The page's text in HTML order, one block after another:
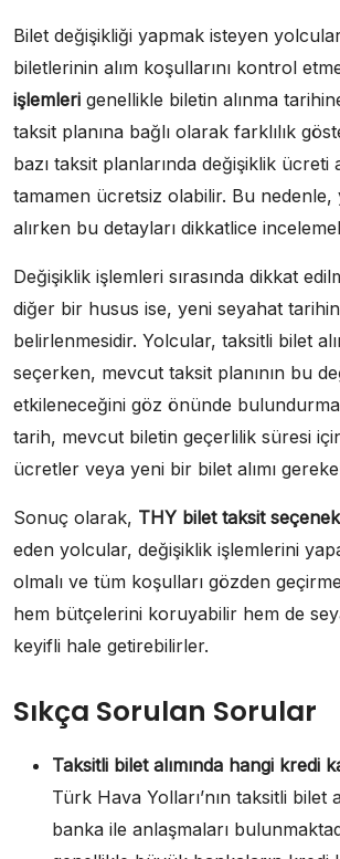
Bilet değişikliği yapmak isteyen
biletlerinin alım koşullarını kontrol
işlemleri genellikle biletin alınma
taksit planına bağlı olarak farklılık
bazı taksit planlarında değişiklik ücreti
tamamen ücretsiz olabilir. Bu nedenle,
alırken bu detayları dikkatlice
Değişiklik işlemleri sırasında dikkat
diğer bir husus ise, yeni seyahat
belirlenmesidir. Yolcular, taksitli bilet
seçerken, mevcut taksit planının bu
etkileneceğini göz önünde
tarih, mevcut biletin geçerlilik süresi
ücretler veya yeni bir bilet alımı
Sonuç olarak, THY bilet taksit
eden yolcular, değişiklik işlemlerini
olmalı ve tüm koşulları gözden
hem bütçelerini koruyabilir hem de
keyifli hale getirebilirler.
Sıkça Sorulan Sorular
Taksitli bilet alımında hangi kredi
Türk Hava Yolları’nın taksitli bilet
banka ile anlaşmaları